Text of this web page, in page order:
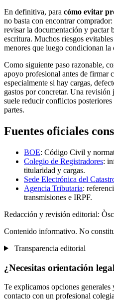
En definitiva, para cómo evitar
no basta con encontrar
revisar la documentación y pactar
escritura. Muchos riesgos
menores que luego condicionan la
Como siguiente paso razonable,
apoyo profesional antes de firmar
especialmente si hay cargas,
gastos por concretar. Una
suele reducir conflictos
partes.
Fuentes oficiales
BOE: Código Civil y
Colegio de Registradores:
titularidad y cargas.
Sede Electrónica del
Agencia Tributaria:
transmisiones e IRPF.
Redacción y revisión editorial:
Contenido informativo. No
Transparencia editorial
¿Necesitas orientación
Te explicamos opciones
contacto con un profesional